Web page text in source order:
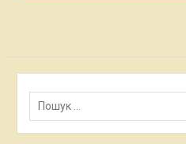
Пошук: